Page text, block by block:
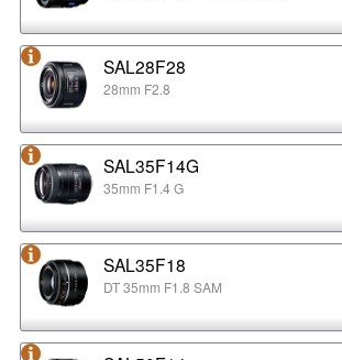
SAL28F28
28mm F2.8
SAL35F14G
35mm F1.4 G
SAL35F18
DT 35mm F1.8 SAM